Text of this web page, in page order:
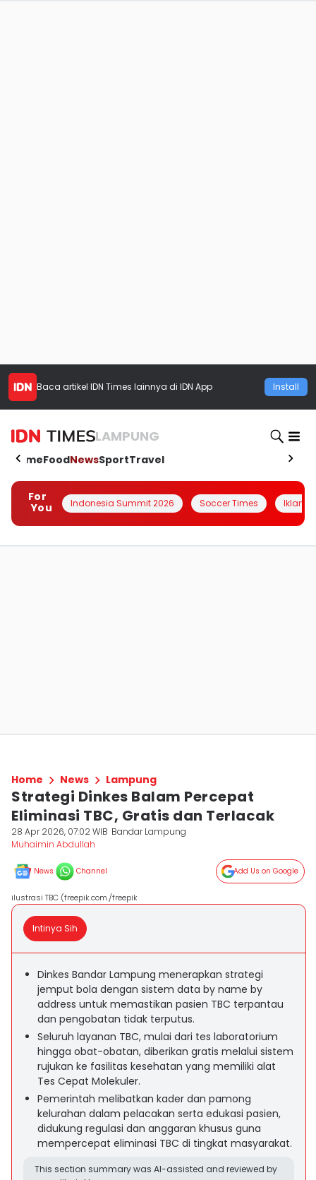
Baca artikel IDN Times lainnya di IDN App Install
LAMPUNG
HomeFoodNewsSportTravel
For
You
Indonesia Summit 2026 Soccer Times Iklanin
Home News Lampung
Strategi Dinkes Balam Percepat
Eliminasi TBC, Gratis dan Terlacak
28 Apr 2026, 07:02 WIB Bandar Lampung
Muhaimin Abdullah
News Channel Add Us on Google
ilustrasi TBC (freepik.com./freepik
Intinya Sih
Dinkes Bandar Lampung menerapkan strategi
jemput bola dengan sistem data by name by
address untuk memastikan pasien TBC terpantau
dan pengobatan tidak terputus.
Seluruh layanan TBC, mulai dari tes laboratorium
hingga obat-obatan, diberikan gratis melalui sistem
rujukan ke fasilitas kesehatan yang memiliki alat
Tes Cepat Molekuler.
Pemerintah melibatkan kader dan pamong
kelurahan dalam pelacakan serta edukasi pasien,
didukung regulasi dan anggaran khusus guna
mempercepat eliminasi TBC di tingkat masyarakat.
This section summary was AI-assisted and reviewed by